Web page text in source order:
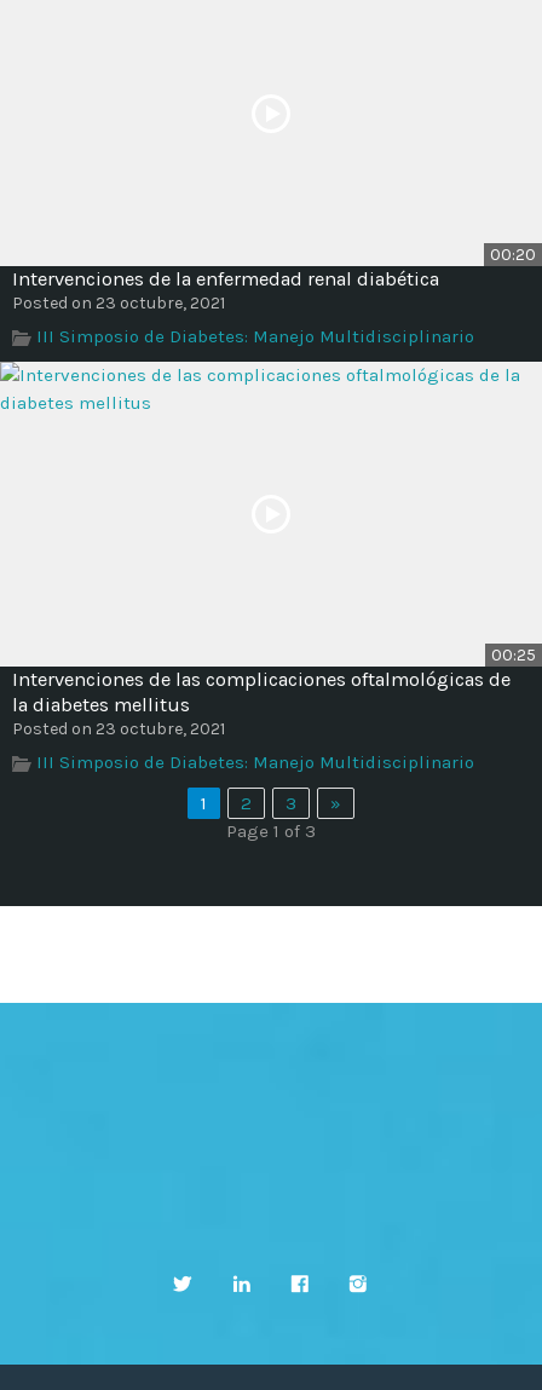
00:20
Intervenciones de la enfermedad renal diabética
Posted on 23 octubre, 2021
III Simposio de Diabetes: Manejo Multidisciplinario
00:25
Intervenciones de las complicaciones oftalmológicas de
la diabetes mellitus
Posted on 23 octubre, 2021
III Simposio de Diabetes: Manejo Multidisciplinario
1
2 3
»
Page 1 of 3